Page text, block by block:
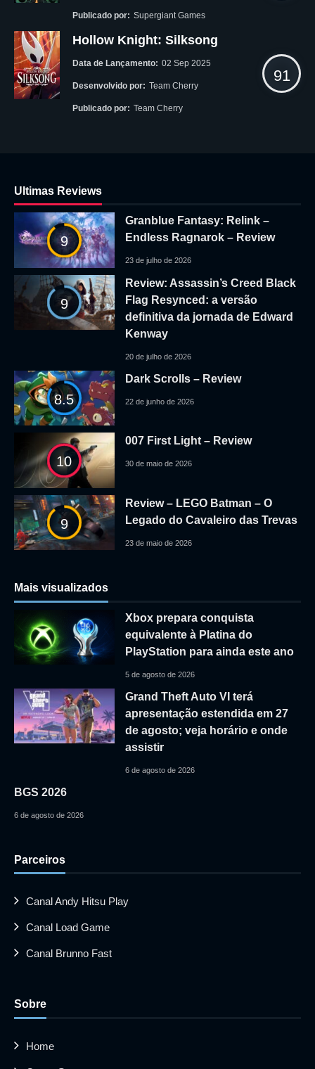
Publicado por: Supergiant Games
Hollow Knight: Silksong
Data de Lançamento: 02 Sep 2025
Desenvolvido por: Team Cherry
Publicado por: Team Cherry
91
Ultimas Reviews
9
Granblue Fantasy: Relink –
Endless Ragnarok – Review
23 de julho de 2026
9
Review: Assassin’s Creed Black
Flag Resynced: a versão
definitiva da jornada de Edward
Kenway
20 de julho de 2026
8.5
Dark Scrolls – Review
22 de junho de 2026
10
007 First Light – Review
30 de maio de 2026
9
Review – LEGO Batman – O
Legado do Cavaleiro das Trevas
23 de maio de 2026
Mais visualizados
Xbox prepara conquista
equivalente à Platina do
PlayStation para ainda este ano
5 de agosto de 2026
Grand Theft Auto VI terá
apresentação estendida em 27
de agosto; veja horário e onde
assistir
6 de agosto de 2026
BGS 2026
6 de agosto de 2026
Parceiros
Canal Andy Hitsu Play
Canal Load Game
Canal Brunno Fast
Sobre
Home